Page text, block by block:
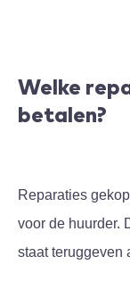
Welke
betalen?
Reparaties
voor de huurder.
staat teruggeven